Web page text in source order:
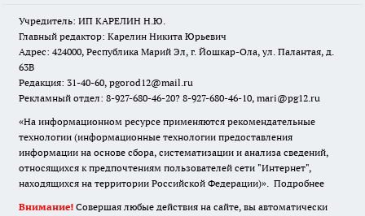
Учредитель: ИП КАРЕЛИН Н.Ю.
Главный редактор: Карелин Никита Юрьевич
Адрес: 424000, Республика Марий Эл, г. Йошкар-Ола, ул. Палантая, д.
63В
Редакция: 31-40-60, pgorod12@mail.ru
Рекламный отдел: 8-927-680-46-20? 8-927-680-46-10, mari@pg12.ru
«На информационном ресурсе применяются рекомендательные
технологии (информационные технологии предоставления
информации на основе сбора, систематизации и анализа сведений,
относящихся к предпочтениям пользователей сети "Интернет",
находящихся на территории Российской Федерации)». Подробнее
Внимание! Совершая любые действия на сайте, вы автоматически